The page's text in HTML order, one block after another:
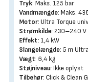
Tryk: Maks. 125 bar
Vandmængde: Maks.
Motor: Ultra Torque
Strømkilde: 230–240
Effekt: 1,4 kW
Slangelængde: 5 m
Vægt: 6,4 kg
Støjniveau: Ikke oplyst
Tilbehør: Click & Clean